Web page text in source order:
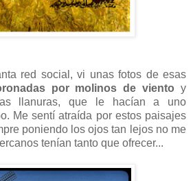
red social, vi unas fotos de esas
por molinos de viento y
llanuras, que le hacían a uno
Me sentí atraída por estos paisajes
poniendo los ojos tan lejos no me
tenían tanto que ofrecer...